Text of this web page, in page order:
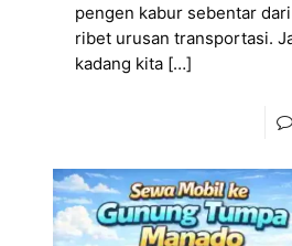
pengen kabur sebentar
ribet urusan transportasi.
kadang kita […]